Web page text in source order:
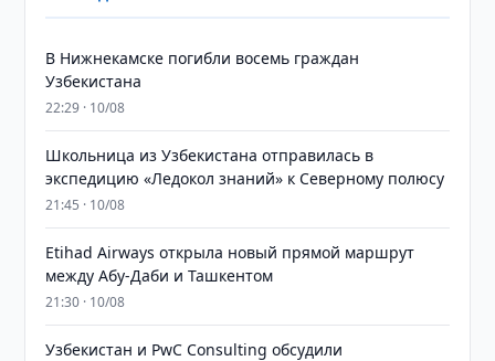
В Нижнекамске погибли восемь граждан
Узбекистана
22:29 · 10/08
Школьница из Узбекистана отправилась в
экспедицию «Ледокол знаний» к Северному полюсу
21:45 · 10/08
Etihad Airways открыла новый прямой маршрут
между Абу-Даби и Ташкентом
21:30 · 10/08
Узбекистан и PwC Consulting обсудили